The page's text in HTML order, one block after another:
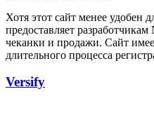
Хотя этот сайт менее удобен
предоставляет
чеканки и продажи. Сайт
длительного процесса
Versify